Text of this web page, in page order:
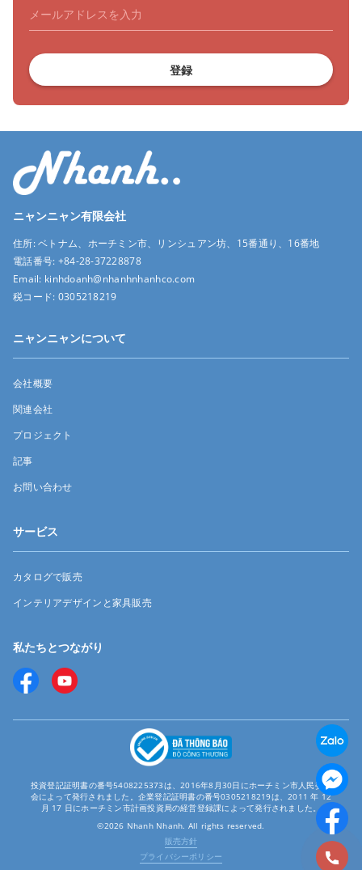
登録
ニャンニャン有限会社
住所:ベトナム、ホーチミン市、リンシュアン坊、15番通り、16番地
電話番号: +84-28-37228878
Email: kinhdoanh@nhanhnhanhco.com
税コード: 0305218219
ニャンニャンについて
会社概要
関連会社
プロジェクト
記事
お問い合わせ
サービス
カタログで販売
インテリアデザインと家具販売
私たちとつながり
投資登記証明書の番号5408225373は、2016年8月30日にホーチミン市人民委員
会によって発行されました。企業登記証明書の番号0305218219は、2011 年 12
月 17 日にホーチミン市計画投資局の経営登録課によって発行されました。
©2026 Nhanh Nhanh. All rights reserved.
販売方針
プライバシーポリシー